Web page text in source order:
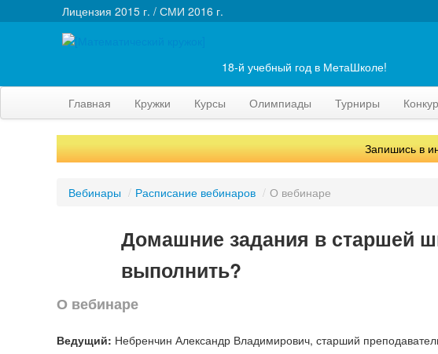
Лицензия 2015 г. / СМИ 2016 г.
18-й учебный год в МетаШколе!
Главная Кружки Курсы Олимпиады Турниры
Запишись в
Вебинары / Расписание вебинаров / О вебинаре
Домашние задания в старшей
выполнить?
О вебинаре
Ведущий: Небренчин Александр Владимирович, старший